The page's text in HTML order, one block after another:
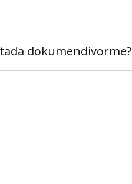
dokumendivorme?